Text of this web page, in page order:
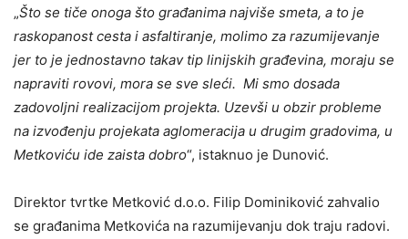
„Što se tiče onoga što građanima najviše smeta, a to je
raskopanost cesta i asfaltiranje, molimo za razumijevanje
jer to je jednostavno takav tip linijskih građevina, moraju se
napraviti rovovi, mora se sve sleći. Mi smo dosada
zadovoljni realizacijom projekta. Uzevši u obzir probleme
na izvođenju projekata aglomeracija u drugim gradovima, u
Metkoviću ide zaista dobro“, istaknuo je Dunović.
Direktor tvrtke Metković d.o.o. Filip Dominiković zahvalio
se građanima Metkovića na razumijevanju dok traju radovi.